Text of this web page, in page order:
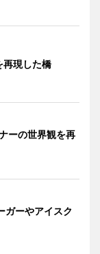
再現した橋
ーの世界観を再
ーやアイスク